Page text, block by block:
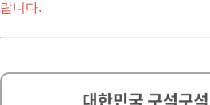
랍니다.